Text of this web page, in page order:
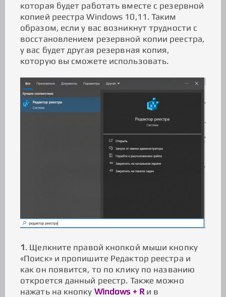
которая будет работать вместе с резервной
копией реестра Windows 10,11. Таким
образом, если у вас возникнут трудности с
восстановлением резервной копии реестра,
у вас будет другая резервная копия,
которую вы сможете использовать.
1. Щелкните правой кнопкой мыши кнопку
«Поиск» и пропишите Редактор реестра и
как он появится, то по клику по названию
откроется данный реестр. Также можно
нажать на кнопку Windows + Rи в